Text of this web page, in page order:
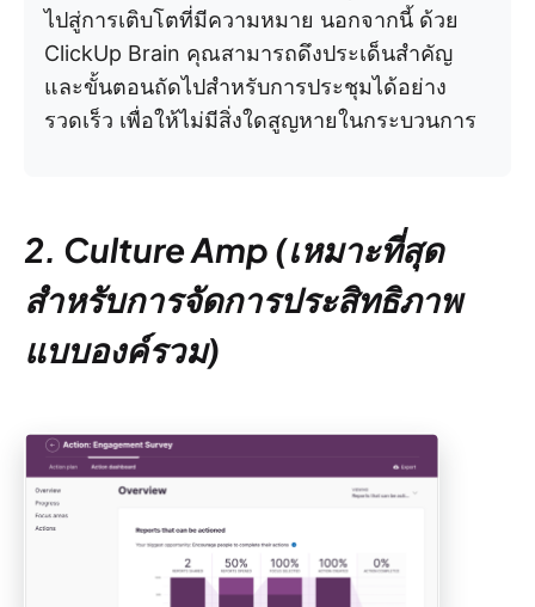
ไปสู่การเติบโตที่มีความหมาย นอกจากนี้ ด้วย
ClickUp Brain คุณสามารถดึงประเด็นสำคัญ
และขั้นตอนถัดไปสำหรับการประชุมได้อย่าง
รวดเร็ว เพื่อให้ไม่มีสิ่งใดสูญหายในกระบวนการ
2. Culture Amp (เหมาะที่สุด
สำหรับการจัดการประสิทธิภาพ
แบบองค์รวม)